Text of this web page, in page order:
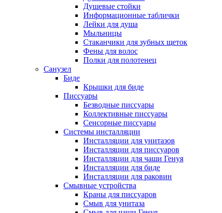
Душевые стойки
Информационные таблички
Лейки для душа
Мыльницы
Стаканчики для зубных щеток
Фены для волос
Полки для полотенец
Санузел
Биде
Крышки для биде
Писсуары
Безводные писсуары
Коллективные писсуары
Сенсорные писсуары
Системы инсталляции
Инсталляции для унитазов
Инсталляции для писсуаров
Инсталляции для чаши Генуя
Инсталляции для биде
Инсталляции для раковин
Смывные устройства
Краны для писсуаров
Смыв для унитаза